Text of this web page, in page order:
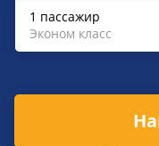
1 пассажир
Эконом класс